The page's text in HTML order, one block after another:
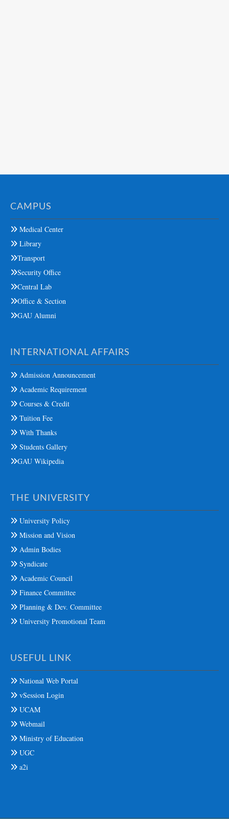
CAMPUS
Medical Center
Library
Transport
Security Office
Central Lab
Office & Section
GAU Alumni
INTERNATIONAL AFFAIRS
Admission Announcement
Academic Requirement
Courses & Credit
Tuition Fee
With Thanks
Students Gallery
GAU Wikipedia
THE UNIVERSITY
University Policy
Mission and Vision
Admin Bodies
Syndicate
Academic Council
Finance Committee
Planning & Dev. Committee
University Promotional Team
USEFUL LINK
National Web Portal
vSession Login
UCAM
Webmail
Ministry of Education
UGC
a2i